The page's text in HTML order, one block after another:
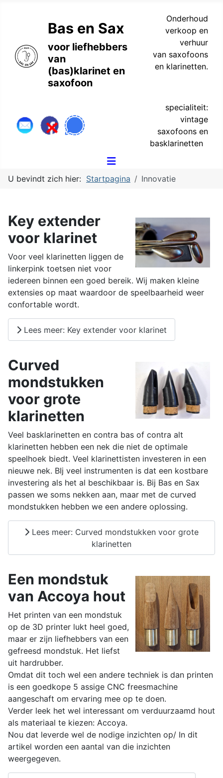
Bas en Sax
voor liefhebbers
van
(bas)klarinet en
saxofoon
Onderhoud
verkoop en
verhuur
van saxofoons
en klarinetten.
specialiteit:
vintage
saxofoons en
basklarinetten
U bevindt zich hier: Startpagina Innovatie
Key extender
voor klarinet
Voor veel klarinetten liggen de
linkerpink toetsen niet voor
iedereen binnen een goed bereik. Wij maken kleine
extensies op maat waardoor de speelbaarheid weer
confortable wordt.
Lees meer: Key extender voor klarinet
Curved
mondstukken
voor grote
klarinetten
Veel basklarinetten en contra bas of contra alt
klarinetten hebben een nek die niet de optimale
speelhoek biedt. Veel klarinettisten investeren in een
nieuwe nek. BIj veel instrumenten is dat een kostbare
investering als het al beschikbaar is. Bij Bas en Sax
passen we soms nekken aan, maar met de curved
mondstukken hebben we een andere oplossing.
Lees meer: Curved mondstukken voor grote
klarinetten
Een mondstuk
van Accoya hout
Het printen van een mondstuk
op de 3D printer lukt heel goed,
maar er zijn liefhebbers van een
gefreesd mondstuk. Het liefst
uit hardrubber.
Omdat dit toch wel een andere techniek is dan printen
is een goedkope 5 assige CNC freesmachine
aangeschaft om ervaring mee op te doen.
Verder leek het wel interessant om verduurzaamd hout
als materiaal te kiezen: Accoya.
Nou dat leverde wel de nodige inzichten op/ In dit
artikel worden een aantal van die inzichten
weergegeven.